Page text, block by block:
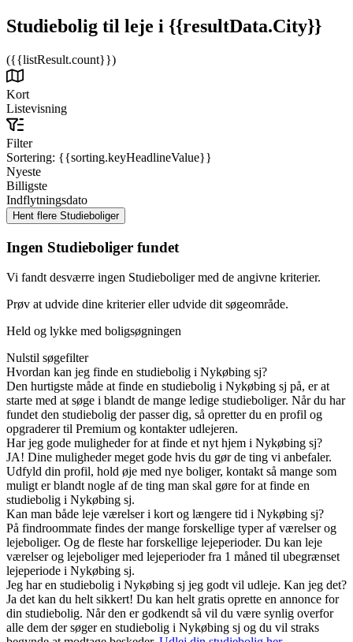
Studiebolig til leje i {{resultData.City}}
({{listResult.count}})
Kort
Listevisning
Filter
Sortering: {{sorting.keyHeadlineValue}}
Nyeste
Billigste
Indflytningsdato
Ingen Studieboliger fundet
Vi fandt desværre ingen Studieboliger med de angivne kriterier.
Prøv at udvide dine kriterier eller udvide dit søgeområde.
Held og lykke med boligsøgningen
Nulstil søgefilter
Hvordan kan jeg finde en studiebolig i Nykøbing sj?
Den hurtigste måde at finde en studiebolig i Nykøbing sj på, er at
starte med at søge i blandt de mange ledige studieboliger. Når du har
fundet den studiebolig der passer dig, så opretter du en profil og
opgraderer til Premium og kontakter udlejeren.
Har jeg gode muligheder for at finde et nyt hjem i Nykøbing sj?
JA! Dine muligheder meget gode hvis du gør de ting vi anbefaler.
Udfyld din profil, hold øje med nye boliger, kontakt så mange som
muligt er blandt nogle af de ting man skal gøre for at finde en
studiebolig i Nykøbing sj.
Kan man både leje værelser i kort og længere tid i Nykøbing sj?
På findroommate findes der mange forskellige typer af værelser og
lejeboliger. Og de fleste har forskellige lejeperioder. Du kan leje
værelser og lejeboliger med lejeperioder fra 1 måned til ubegrænset
lejeperiode i Nykøbing sj.
Jeg har en studiebolig i Nykøbing sj jeg godt vil udleje. Kan jeg det?
Ja det kan du helt sikkert! Du kan helt gratis oprette en annonce for
din studiebolig. Når den er godkendt så vil du være synlig overfor
alle dem der søger en studiebolig i Nykøbing sj og du vil straks